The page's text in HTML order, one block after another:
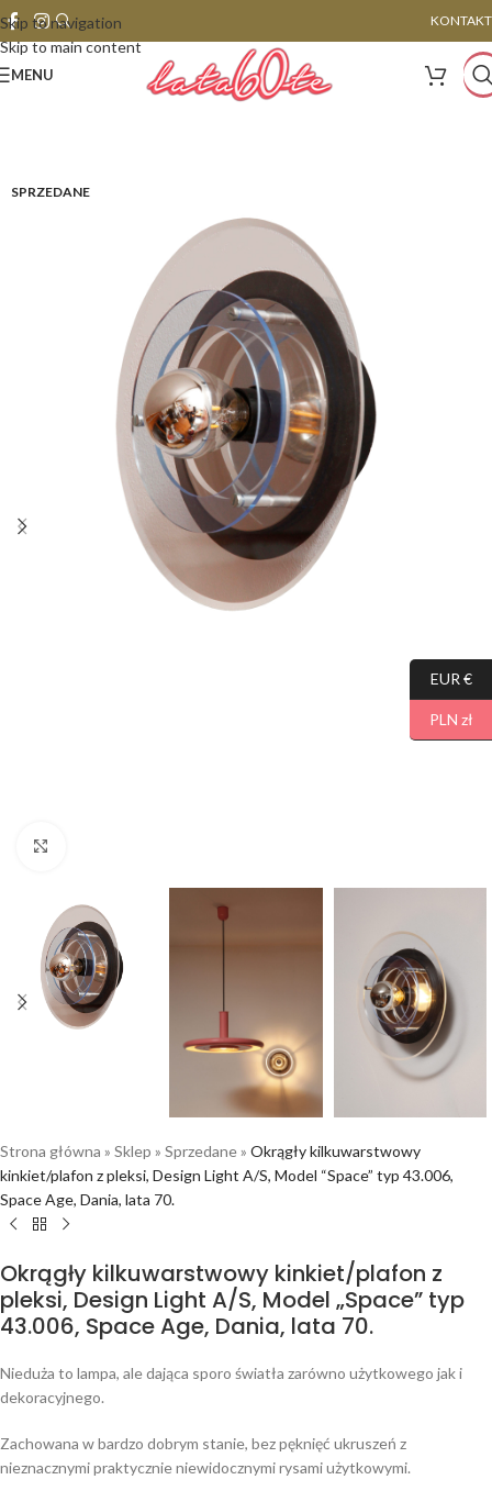
Skip to navigation
Skip to main content
KONTAKT
MENU
SPRZEDANE
Strona główna » Sklep » Sprzedane» Okrągły kilkuwarstwowy
kinkiet/plafon z pleksi, Design Light A/S, Model “Space” typ 43.006,
Space Age, Dania, lata 70.
Okrągły kilkuwarstwowy kinkiet/plafon z
pleksi, Design Light A/S, Model „Space” typ
43.006, Space Age, Dania, lata 70.
Nieduża to lampa, ale dająca sporo światła zarówno użytkowego jak i
dekoracyjnego.
Zachowana w bardzo dobrym stanie, bez pęknięć ukruszeń z
nieznacznymi praktycznie niewidocznymi rysami użytkowymi.
EUR €
PLN zł